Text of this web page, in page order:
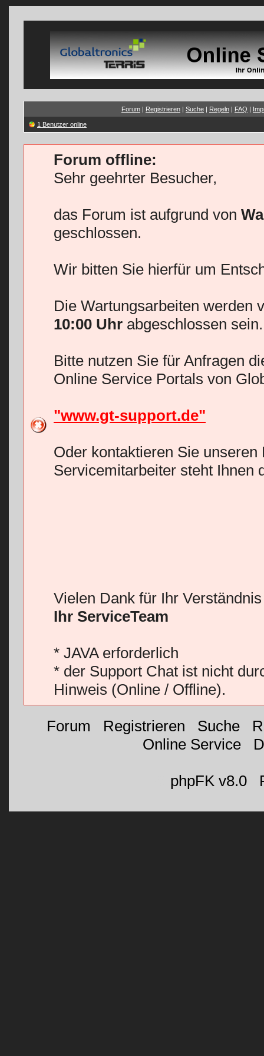
Forum | Registrieren | Suche | Regeln | FAQ |
1 Benutzer online
Forum offline:
Sehr geehrter Besucher,
das Forum ist aufgrund von
geschlossen.
Wir bitten Sie hierfür um
Die Wartungsarbeiten werden
10:00 Uhr abgeschlossen sein.
Bitte nutzen Sie für Anfragen
Online Service Portals von
"www.gt-support.de"
Oder kontaktieren Sie
Servicemitarbeiter steht Ihnen
Vielen Dank für Ihr
Ihr ServiceTeam
* JAVA erforderlich
* der Support Chat ist nicht
Hinweis (Online / Offline).
Forum Registrieren Suche|
Online Service|
phpFK v8.0